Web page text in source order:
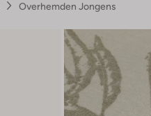
Overhemden Jongens